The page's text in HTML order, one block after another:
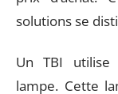
solutions se
Un TBI utilise
lampe. Cette